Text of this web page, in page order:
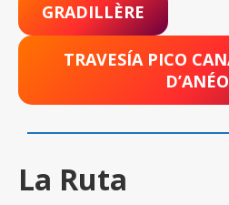
GRADILLÈRE
TRAVESÍA PICO
La Ruta